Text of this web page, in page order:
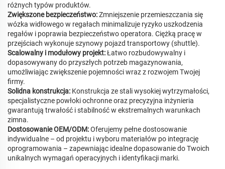
różnych typów produktów.
Zwiększone bezpieczeństwo:Zmniejszenie przemieszczania się
wózka widłowego w regałach minimalizuje ryzyko uszkodzenia
regałów i poprawia bezpieczeństwo operatora. Ciężką pracę w
przejściach wykonuje szynowy pojazd transportowy (shuttle).
Scalowalny i modułowy projekt:Łatwo rozbudowywalny i
dopasowywany do przyszłych potrzeb magazynowania,
umożliwiając zwiększenie pojemności wraz z rozwojem Twojej
firmy.
Solidna konstrukcja: Konstrukcja ze stali wysokiej wytrzymałości,
specjalistyczne powłoki ochronne oraz precyzyjna inżynieria
gwarantują trwałość i stabilność w ekstremalnych warunkach
zimna.
Dostosowanie OEM/ODM:Oferujemy pełne dostosowanie
indywidualne – od projektu i wyboru materiałów po integrację
oprogramowania – zapewniając idealne dopasowanie do Twoich
unikalnych wymagań operacyjnych i identyfikacji marki.